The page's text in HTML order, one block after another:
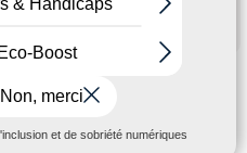
Portugais, Arabe